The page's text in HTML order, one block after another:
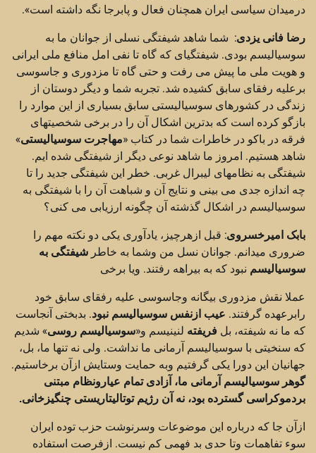
درمیدان سیاسی ایران همچنان فعال و پابرجا نگه داشته است».
رضا فانی یزدی: شما شاهد شیفتگی نسلی از جوانان ما به
سوسیالیسم بودی. شیفتگیای که گاه تا نفی امل منافع ملی ایرانی
و هویت ملی ما پیش می رفت و حتی گاه تا مزدوری و جاسوسی
برعلیه رفقای سابق کشیده شد. تجربه شما و دیگر دوستان از
زندگی در کشورهای سوسیالیستی سابق بسیاری از این موارد را
بازگو کرده است که بدترین اشکال آن را در برخی شخصیتهای
فرقه در باکو در خاطرات شما در کتاب «مهاجرت سوسیالیستی»
شاهد هستیم. امروز ما شاهد نوعی دیگر از شیفتگی شده ایم.
شیفتگی به نظامهای لیبرال غربی. خطر این شیفتگی جدید را تا
چه اندازه جدی می بینی و نتایج آن و شباهت آن را با شیفتگی به
سوسیالیسم در اشکال گذشته آن چگونه ارزیابی می کنی؟
بابک امیرخسروی: قبل ازهرچیز، یادآوری یکی دو نکته مهم را
ضروری میدانم. جوانان نسل من وشما به خاطر شیفتگی به
سوسیالیسم نبود که به بیراهه رفتند. ویا برخی
عملا نقش مزدوری بیگانه وجاسوسی علیه رفقای سابق خود
رابرعهده گرفتند. عیب ازنفس سوسیالیسم نبود. بدبختی آنجاست
که ما نه شیفته، بل فریفته لنینیسم و«سوسیالیسم روسی» شدیم
که سنخیتی با سوسیالیسم آرمانی ما نداشت. ولی نه تنها ما، بل،
جهانیان این دورا یکی گرفتیم وبه حمایت وستایش ازآن برخاستیم.
گوهر سوسیالیسم آرمانی ما، آزادی تمام عیارونظام مبتنی
بردموکراسی گسترده بود، نه آن رژیم توتالیتاریستی چنگیزخانی.
ازآن جا که درباره این موضوعات وسرنوشت حزب توده ایران
سوء تفاهمات وتا حدی بد فهمی کم نیست. ازفرصت استفاده